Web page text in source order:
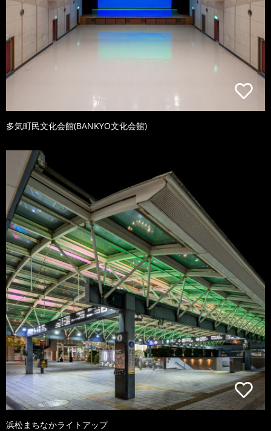
多気町民文化会館(BANKYO文化会館)
浜松まちなかライトアップ